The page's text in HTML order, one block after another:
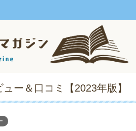
ー＆口コミ【2023年版】